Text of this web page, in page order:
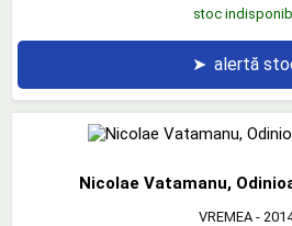
stoc
➤ alertă
Nicolae Vatamanu,
VREMEA-